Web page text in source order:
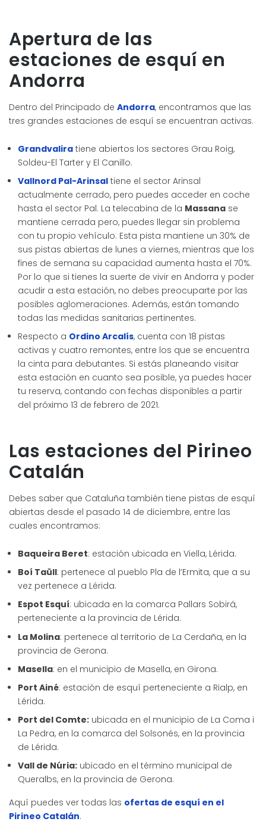
Apertura de las
estaciones de esquí en
Andorra
Dentro del Principado de Andorra, encontramos que las
tres grandes estaciones de esquí se encuentran activas.
Grandvalira tiene abiertos los sectores Grau Roig,
Soldeu-El Tarter y El Canillo.
Vallnord Pal-Arinsal tiene el sector Arinsal
actualmente cerrado, pero puedes acceder en coche
hasta el sector Pal. La telecabina de la Massana se
mantiene cerrada pero, puedes llegar sin problema
con tu propio vehículo. Esta pista mantiene un 30% de
sus pistas abiertas de lunes a viernes, mientras que los
fines de semana su capacidad aumenta hasta el 70%.
Por lo que si tienes la suerte de vivir en Andorra y poder
acudir a esta estación, no debes preocuparte por las
posibles aglomeraciones. Además, están tomando
todas las medidas sanitarias pertinentes.
Respecto a Ordino Arcalís, cuenta con 18 pistas
activas y cuatro remontes, entre los que se encuentra
la cinta para debutantes. Si estás planeando visitar
esta estación en cuanto sea posible, ya puedes hacer
tu reserva, contando con fechas disponibles a partir
del próximo 13 de febrero de 2021.
Las estaciones del Pirineo
Catalán
Debes saber que Cataluña también tiene pistas de esquí
abiertas desde el pasado 14 de diciembre, entre las
cuales encontramos:
Baqueira Beret: estación ubicada en Viella, Lérida.
Boí Taüll: pertenece al pueblo Pla de l’Ermita, que a su
vez pertenece a Lérida.
Espot Esquí: ubicada en la comarca Pallars Sobirá,
perteneciente a la provincia de Lérida.
La Molina: pertenece al territorio de La Cerdaña, en la
provincia de Gerona.
Masella: en el municipio de Masella, en Girona.
Port Ainé: estación de esquí perteneciente a Rialp, en
Lérida.
Port del Comte: ubicada en el municipio de La Coma i
La Pedra, en la comarca del Solsonés, en la provincia
de Lérida.
Vall de Núria: ubicado en el término municipal de
Queralbs, en la provincia de Gerona.
Aquí puedes ver todas las ofertas de esquí en el
Pirineo Catalán.